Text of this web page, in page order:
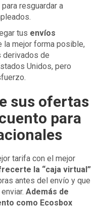
resguardar a
tus envíos
la mejor forma posible,
derivados de
Unidos, pero
sus ofertas
para
tarifa con el mejor
la “caja virtual”
antes del envío y que
Además de
como Ecosbox